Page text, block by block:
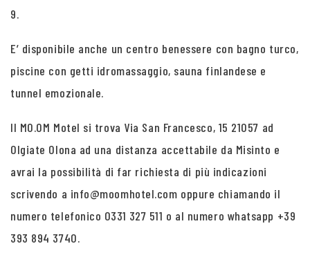
9.
E’ disponibile anche un centro benessere con bagno turco,
piscine con getti idromassaggio, sauna finlandese e
tunnel emozionale.
Il MO.OM Motel si trova Via San Francesco, 15 21057 ad
Olgiate Olona ad una distanza accettabile da Misinto e
avrai la possibilità di far richiesta di più indicazioni
scrivendo a info@moomhotel.com oppure chiamando il
numero telefonico 0331 327 511 o al numero whatsapp +39
393 894 3740.